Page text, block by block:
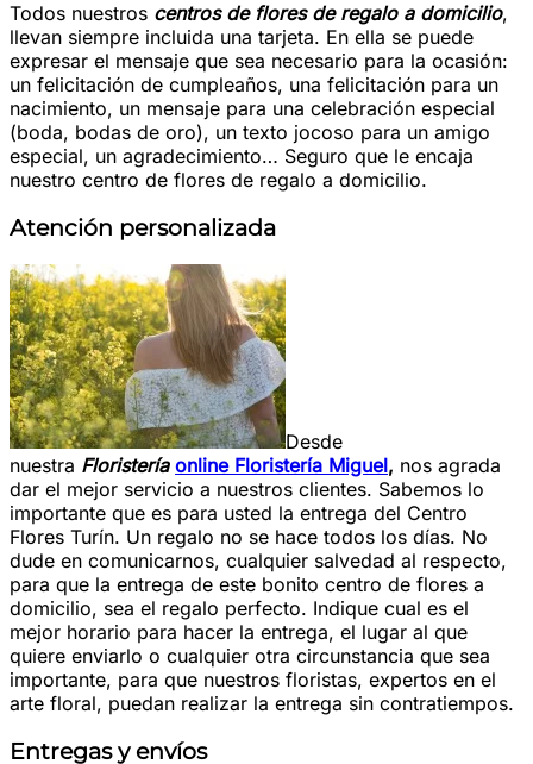
Todos nuestros centros de flores de regalo a domicilio,
llevan siempre incluida una tarjeta. En ella se puede
expresar el mensaje que sea necesario para la ocasión:
un felicitación de cumpleaños, una felicitación para un
nacimiento, un mensaje para una celebración especial
(boda, bodas de oro), un texto jocoso para un amigo
especial, un agradecimiento… Seguro que le encaja
nuestro centro de flores de regalo a domicilio.
Atención personalizada
Desde
nuestra Floristería online Floristería Miguel, nos agrada
dar el mejor servicio a nuestros clientes. Sabemos lo
importante que es para usted la entrega del Centro
Flores Turín. Un regalo no se hace todos los días. No
dude en comunicarnos, cualquier salvedad al respecto,
para que la entrega de este bonito centro de flores a
domicilio, sea el regalo perfecto. Indique cual es el
mejor horario para hacer la entrega, el lugar al que
quiere enviarlo o cualquier otra circunstancia que sea
importante, para que nuestros floristas, expertos en el
arte floral, puedan realizar la entrega sin contratiempos.
Entregas y envíos